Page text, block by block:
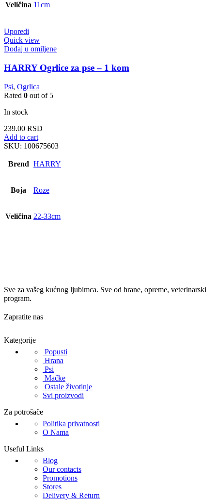
Veličina 11cm
Uporedi
Quick view
Dodaj u omiljene
HARRY Ogrlice za pse – 1 kom
Psi, Ogrlica
Rated 0 out of 5
In stock
239.00 RSD
Add to cart
SKU: 100675603
Brend HARRY
Boja Roze
Veličina 22-33cm
Sve za vašeg kućnog ljubimca. Sve od hrane, opreme, veterinarski
program.
Zapratite nas
Kategorije
Popusti
Hrana
Psi
Mačke
Ostale životinje
Svi proizvodi
Za potrošače
Politika privatnosti
O Nama
Useful Links
Blog
Our contacts
Promotions
Stores
Delivery & Return